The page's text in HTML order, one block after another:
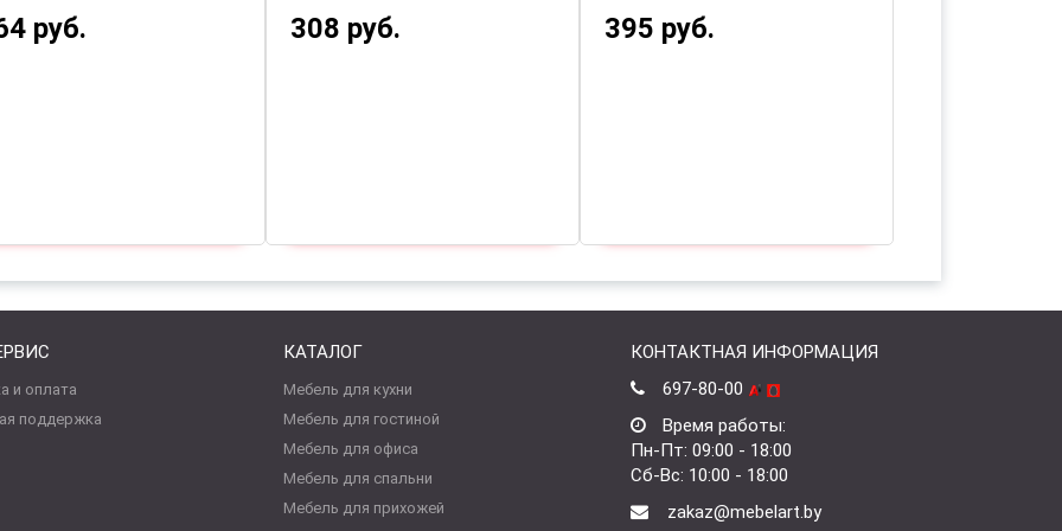
564 руб. 308 руб. 395 руб.
и оплата
поддержка
КАТАЛОГ
Мебель для кухни
Мебель для гостиной
Мебель для офиса
Мебель для спальни
Мебель для прихожей
КОНТАКТНАЯ ИНФОРМАЦИЯ
697-80-00
Время работы:
Пн-Пт: 09:00 - 18:00
Сб-Вс: 10:00 - 18:00
zakaz@mebelart.by